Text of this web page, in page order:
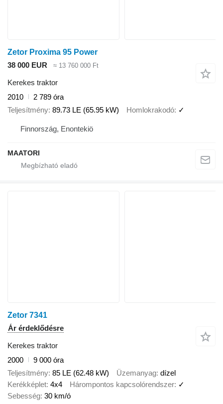
Zetor Proxima 95 Power
38 000 EUR
≈ 13 760 000 Ft
Kerekes traktor
2010
2 789 óra
Teljesítmény 89.73 LE (65.95 kW) Homlokrakodó ✓
Finnország, Enontekiö
MAATORI
Zetor 7341
Ár érdeklődésre
Kerekes traktor
2000
9 000 óra
Teljesítmény 85 LE (62.48 kW) Üzemanyag dízel
Kerékképlet 4x4 Hárompontos kapcsolórendszer ✓
Sebesség 30 km/ó